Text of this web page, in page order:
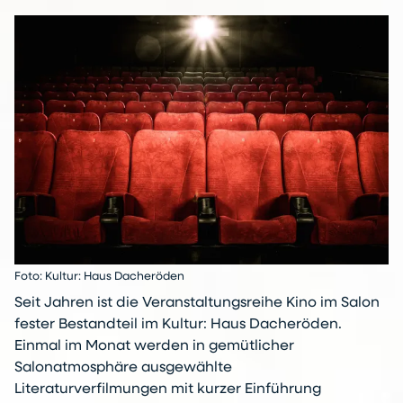
Foto: Kultur: Haus Dacheröden
Seit Jahren ist die Veranstaltungsreihe Kino im Salon
fester Bestandteil im Kultur: Haus Dacheröden.
Einmal im Monat werden in gemütlicher
Salonatmosphäre ausgewählte
Literaturverfilmungen mit kurzer Einführung